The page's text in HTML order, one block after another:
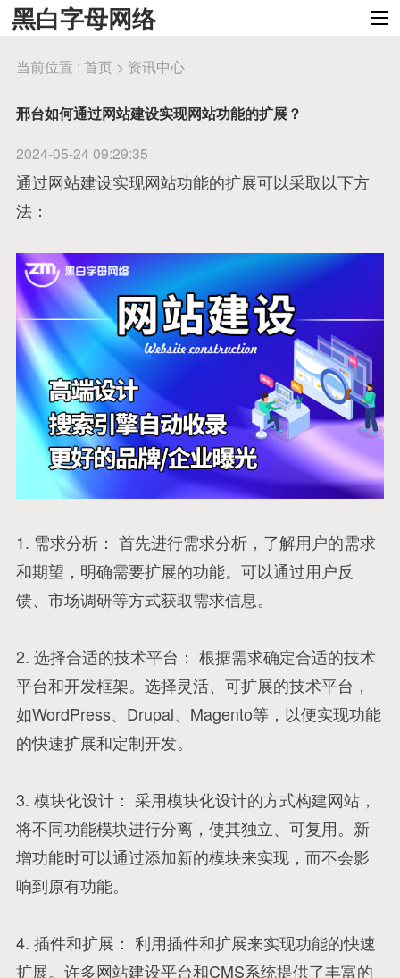
黑白字母网络
当前位置 : 首页 > 资讯中心
邢台如何通过网站建设实现网站功能的扩展？
2024-05-24 09:29:35
通过网站建设实现网站功能的扩展可以采取以下方
法：
1. 需求分析： 首先进行需求分析，了解用户的需求
和期望，明确需要扩展的功能。可以通过用户反
馈、市场调研等方式获取需求信息。
2. 选择合适的技术平台： 根据需求确定合适的技术
平台和开发框架。选择灵活、可扩展的技术平台，
如WordPress、Drupal、Magento等，以便实现功能
的快速扩展和定制开发。
3. 模块化设计： 采用模块化设计的方式构建网站，
将不同功能模块进行分离，使其独立、可复用。新
增功能时可以通过添加新的模块来实现，而不会影
响到原有功能。
4. 插件和扩展： 利用插件和扩展来实现功能的快速
扩展。许多网站建设平台和CMS系统提供了丰富的